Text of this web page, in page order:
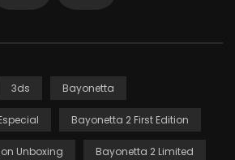
3ds Bayonetta
Bayonetta 2 First Edition
Unboxing Bayonetta 2 Limited